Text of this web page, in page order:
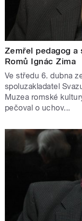
Zemřel pedagog a
Romů Ignác Zima
Ve středu 6. dubna
spoluzakladatel
Muzea romské
pečoval o uchov...